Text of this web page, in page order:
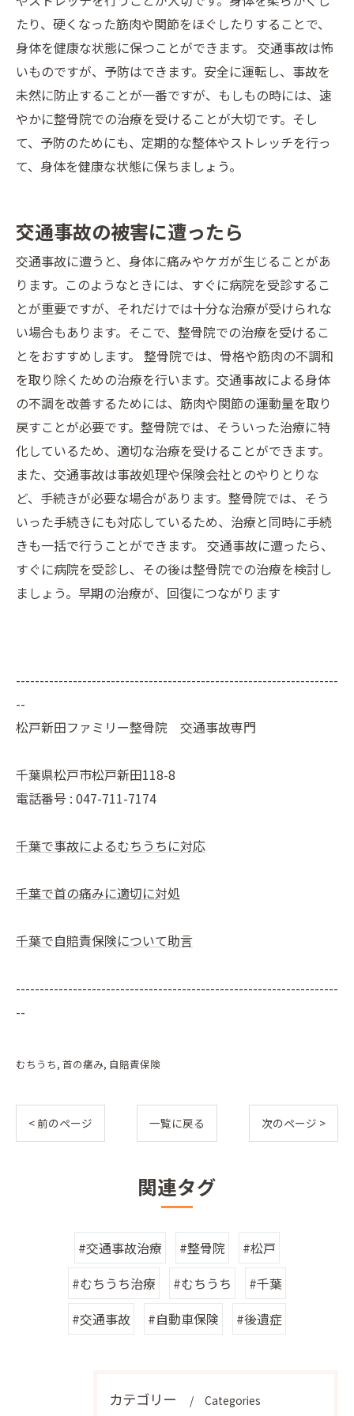
たり、硬くなった筋肉や関節をほぐしたりすることで、
身体を健康な状態に保つことができます。 交通事故は怖
いものですが、予防はできます。安全に運転し、事故を
未然に防止することが一番ですが、もしもの時には、速
やかに整骨院での治療を受けることが大切です。そし
て、予防のためにも、定期的な整体やストレッチを行っ
て、身体を健康な状態に保ちましょう。
交通事故の被害に遭ったら
交通事故に遭うと、身体に痛みやケガが生じることがあ
ります。このようなときには、すぐに病院を受診するこ
とが重要ですが、それだけでは十分な治療が受けられな
い場合もあります。そこで、整骨院での治療を受けるこ
とをおすすめします。 整骨院では、骨格や筋肉の不調和
を取り除くための治療を行います。交通事故による身体
の不調を改善するためには、筋肉や関節の運動量を取り
戻すことが必要です。整骨院では、そういった治療に特
化しているため、適切な治療を受けることができます。
また、交通事故は事故処理や保険会社とのやりとりな
ど、手続きが必要な場合があります。整骨院では、そう
いった手続きにも対応しているため、治療と同時に手続
きも一括で行うことができます。 交通事故に遭ったら、
すぐに病院を受診し、その後は整骨院での治療を検討し
ましょう。早期の治療が、回復につながります
--------------------------------------------------------------------
--
松戸新田ファミリー整骨院 交通事故専門
千葉県松戸市松戸新田118-8
電話番号 : 047-711-7174
千葉で事故によるむちうちに対応
千葉で首の痛みに適切に対処
千葉で自賠責保険について助言
--------------------------------------------------------------------
--
むちうち 首の痛み 自賠責保険
< 前のページ 一覧に戻る 次のページ >
関連タグ
#交通事故治療 #整骨院
#松戸
#むちうち治療
#むちうち
#千葉
#交通事故
#自動車保険 #後遺症
カテゴリー Categories